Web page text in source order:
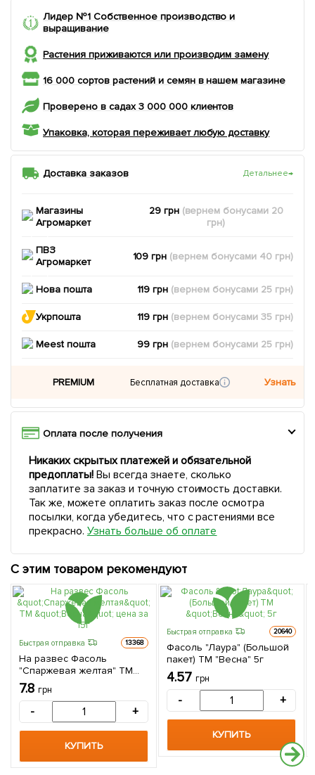
Лидер №1 Собственное производство и
выращивание
Растения приживаются или производим замену
16 000 сортов растений и семян в нашем магазине
Проверено в садах 3 000 000 клиентов
Упаковка, которая переживает любую доставку
Доставка заказов Детальнее→
Магазины
Агромаркет
29 грн (вернем бонусами 20
грн)
ПВЗ
Агромаркет
109 грн (вернем бонусами 40 грн)
Нова пошта 119 грн (вернем бонусами 25 грн)
Укрпошта 119 грн (вернем бонусами35 грн)
Meest пошта 99 грн (вернем бонусами 25 грн)
PREMIUM Бесплатная доставка Узнать
Оплата после получения
Никаких скрытых платежей и обязательной
предоплаты!Вы всегда знаете, сколько
заплатите за заказ и точную стоимость доставки.
Так же, можете оплатить заказ после осмотра
посылки, когда убедитесь, что с растениями все
прекрасно. Узнать больше об оплате
С этим товаром рекомендуют
Быстрая отправка 13368
На развес Фасоль
"Спаржевая желтая" ТМ
"Весна" цена за 15г
7.8 грн
- +
КУПИТЬ
Быстрая отправка 20640
Фасоль "Лаура" (Большой
пакет) ТМ "Весна" 5г
4.57 грн
- +
КУПИТЬ